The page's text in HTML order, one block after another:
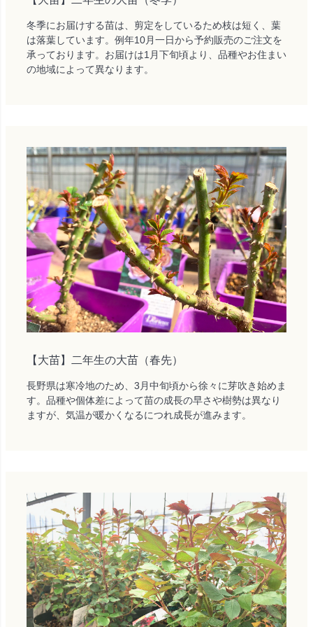
冬季にお届けする苗は、剪定をしているため枝は短く、葉
は落葉しています。例年10月一日から予約販売のご注文を
承っております。お届けは1月下旬頃より、品種やお住まい
の地域によって異なります。
【大苗】二年生の大苗（春先）
長野県は寒冷地のため、3月中旬頃から徐々に芽吹き始めま
す。品種や個体差によって苗の成長の早さや樹勢は異なり
ますが、気温が暖かくなるにつれ成長が進みます。